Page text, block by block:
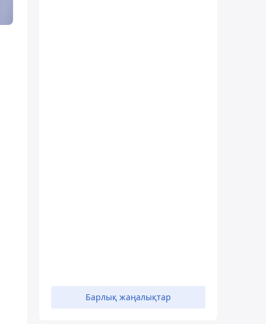
Барлық жаңалықтар